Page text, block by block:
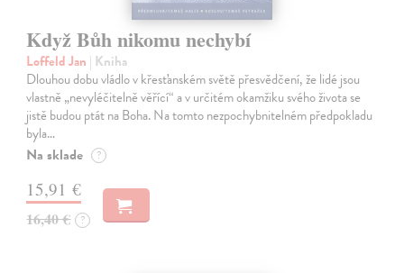
Když Bůh nikomu nechybí
Loffeld Jan | Kniha
Dlouhou dobu vládlo v křesťanském světě přesvědčení, že lidé jsou
vlastně „nevyléčitelně věřící“ a v určitém okamžiku svého života se
jistě budou ptát na Boha. Na tomto nezpochybnitelném předpokladu
byla…
Na sklade ?
15,91 €
16,40 € ?